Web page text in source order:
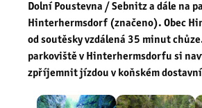
Dolní Poustevna / Sebnitz a dále na
Hinterhermsdorf (značeno). Obec
od soutěsky vzdálená 35 minut
parkoviště v Hinterhermsdorfu si
zpříjemnit jízdou v koňském